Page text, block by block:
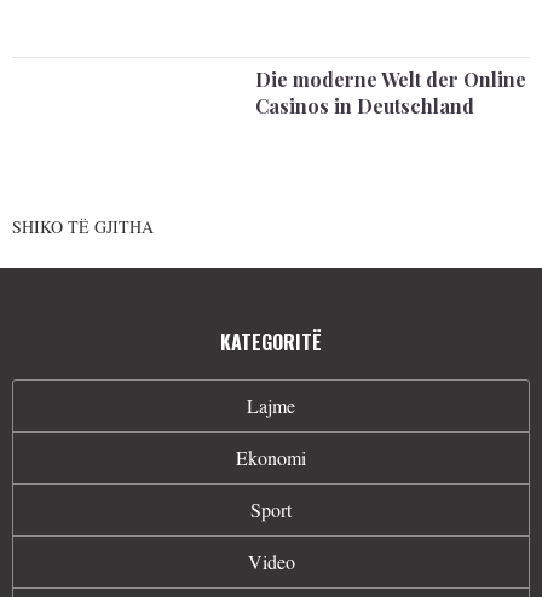
Die moderne Welt der Online
Casinos in Deutschland
SHIKO TË GJITHA
KATEGORITË
Lajme
Ekonomi
Sport
Video